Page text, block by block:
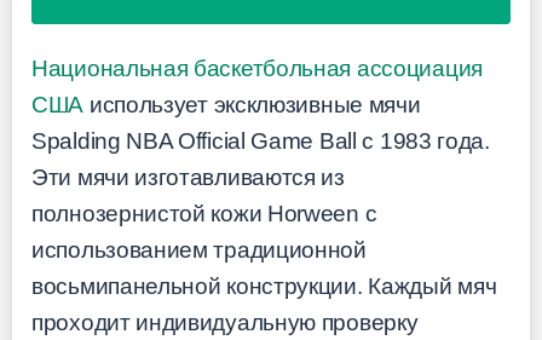
Национальная баскетбольная ассоциация
США использует эксклюзивные мячи
Spalding NBA Official Game Ball с 1983 года.
Эти мячи изготавливаются из
полнозернистой кожи Horween с
использованием традиционной
восьмипанельной конструкции. Каждый мяч
проходит индивидуальную проверку